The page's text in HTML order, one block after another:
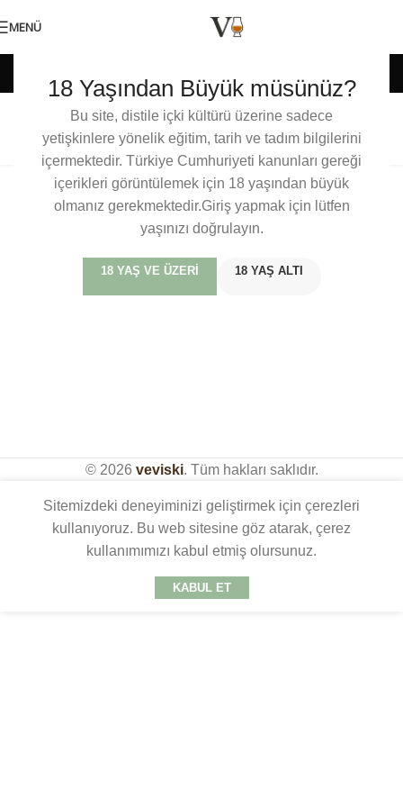
18 Yaşından Büyük müsünüz?
Bu site, distile içki kültürü üzerine sadece
yetişkinlere yönelik eğitim, tarih ve tadım bilgilerini
içermektedir. Türkiye Cumhuriyeti kanunları gereği
içerikleri görüntülemek için 18 yaşından büyük
olmanız gerekmektedir.Giriş yapmak için lütfen
yaşınızı doğrulayın.
18 YAŞ VE ÜZERI 18 YAŞ ALTI
MENÜ
Güney Afrika
Bain’s Cape Mountain Whisky
© 2026 veviski. Tüm hakları saklıdır.
Sitemizdeki deneyiminizi geliştirmek için çerezleri
kullanıyoruz. Bu web sitesine göz atarak, çerez
kullanımımızı kabul etmiş olursunuz.
KABUL ET